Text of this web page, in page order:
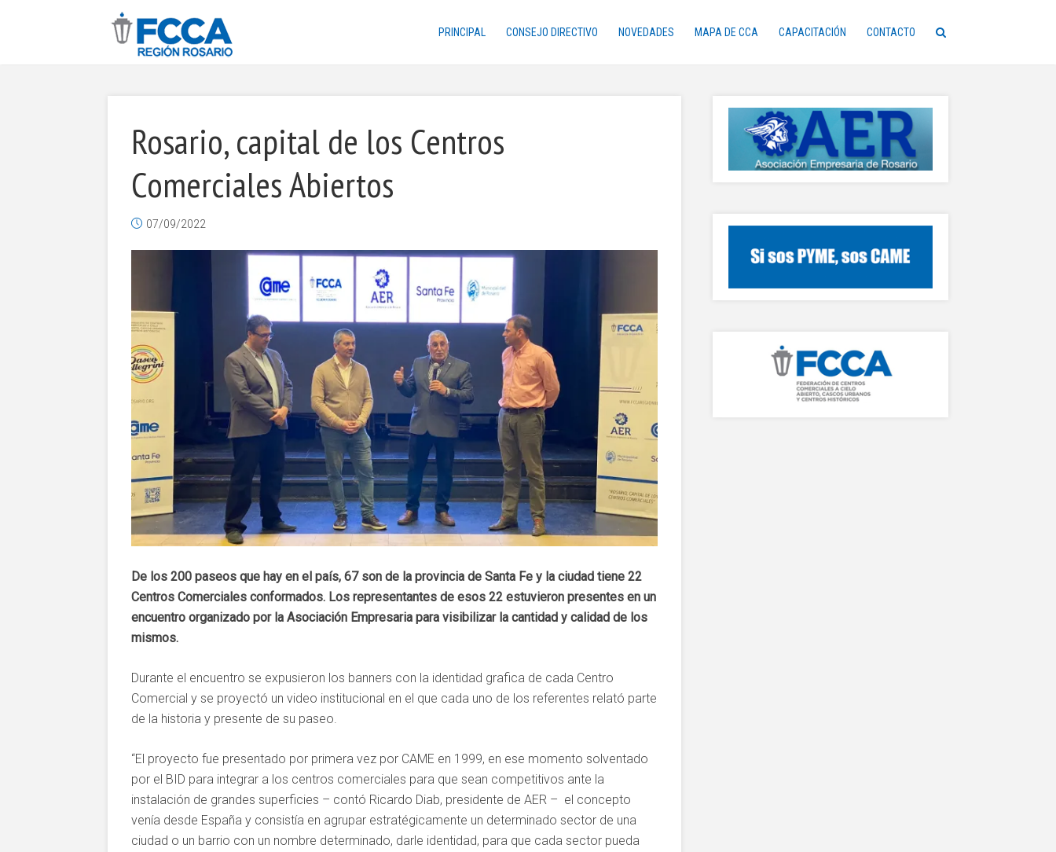
PRINCIPAL CONSEJO DIRECTIVO NOVEDADES MAPA DE CCA CAPACITACIÓN CONTACTO
Rosario, capital de los Centros
Comerciales Abiertos
07/09/2022
De los 200 paseos que hay en el país, 67 son de la provincia de Santa Fe y la ciudad tiene 22
Centros Comerciales conformados. Los representantes de esos 22 estuvieron presentes en un
encuentro organizado por la Asociación Empresaria para visibilizar la cantidad y calidad de los
mismos.
Durante el encuentro se expusieron los banners con la identidad grafica de cada Centro
Comercial y se proyectó un video institucional en el que cada uno de los referentes relató parte
de la historia y presente de su paseo.
“El proyecto fue presentado por primera vez por CAME en 1999, en ese momento solventado
por el BID para integrar a los centros comerciales para que sean competitivos ante la
instalación de grandes superficies – contó Ricardo Diab, presidente de AER – el concepto
venía desde España y consistía en agrupar estratégicamente un determinado sector de una
ciudad o un barrio con un nombre determinado, darle identidad, para que cada sector pueda